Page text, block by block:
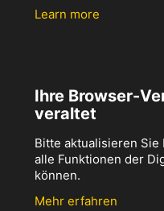
Learn more
Ihre Browser-
veraltet
Bitte aktualisieren Sie
alle Funktionen der
können.
Mehr erfahren